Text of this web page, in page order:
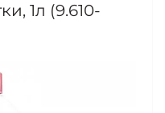
1л (9.610-